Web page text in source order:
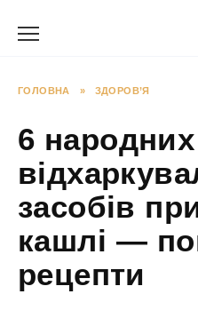
ГОЛОВНА » ЗДОРОВ’Я
6 народних
засобів
кашлі —
рецепти